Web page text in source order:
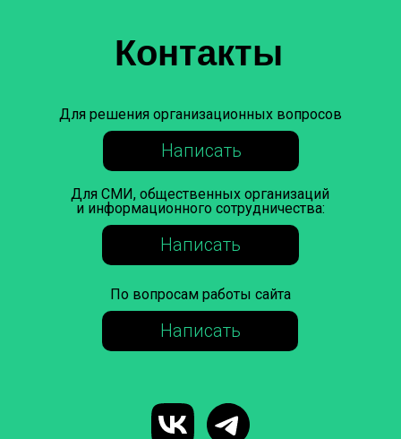
Контакты
Для решения организационных вопросов
Написать
Для СМИ, общественных организаций
и информационного сотрудничества:
Написать
Написать
По вопросам работы сайта